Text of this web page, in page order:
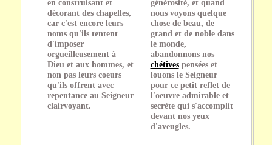
en construisant et
décorant des chapelles,
car c'est encore leurs
noms qu'ils tentent
d'imposer
orgueilleusement à
Dieu et aux hommes, et
non pas leurs coeurs
qu'ils offrent avec
repentance au Seigneur
clairvoyant.
générosité, et quand
nous voyons quelque
chose de beau, de
grand et de noble dans
le monde,
abandonnons nos
chétivespensées et
louons le Seigneur
pour ce petit reflet de
l'oeuvre admirable et
secrète qui s'accomplit
devant nos yeux
d'aveugles.